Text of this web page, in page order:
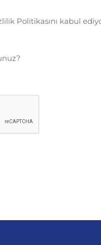
Politikasını kabul